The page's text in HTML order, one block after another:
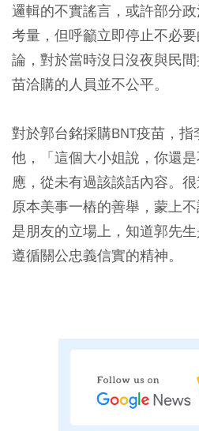
邏輯的不實謠言，或許部分
考量，但呼籲立即停止不必
論，對於當時沒日沒夜與民
苗洽購的人員並不公平。
對於郭台銘採購BNT疫苗，
他，「這個大小姐說，你還
應，從未有過該談話內容。
原本美事一樁的善舉，蒙上
是朋友的立場上，知道郭先
遵循關公忠義信實的精神。